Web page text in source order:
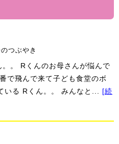
つぶやき
。 Rくんのお母さんが悩んで
で飛んで来て子ども食堂のボ
いる Rくん。。 みんなと... [続